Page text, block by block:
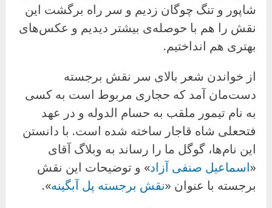
شاپور و تنگ چوگان زدیم و سر راه برگشت این
نقش را هم با حوصله‌ی بیشتر دیدیم و عکس‌های
بهتری هم انداختیم.
از خواندن شعر بالای سر نقش برجسته
دست‌مان آمد که حجاری مربوط است به کسی
به نام تیمور ملقب به حسام الدوله و در عهد
فتحعلی شاه قاجار ساخته شده است. با دانستن
این نام‌ها، گوگل ما را رساند به وبلاگ آقای
«اسماعیل صنفی آزاد» و توضیحات این نقش
برجسته با عنوان «نقش برجسته پل آبگینه».